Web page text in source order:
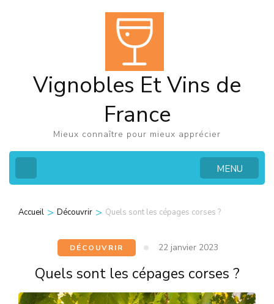
Entrée)Vignobles Et Vins de
France
Mieux connaître pour mieux apprécier
MENU
Accueil > Découvrir > Quels sont les cépages corses ?
DÉCOUVRIR 22 janvier 2023
Quels sont les cépages corses ?